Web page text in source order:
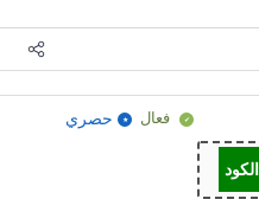
فعال حصري